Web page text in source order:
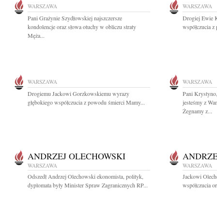
WARSZAWA
Pani Grażynie Szydłowskiej najszczersze
kondolencje oraz słowa otuchy w obliczu straty
Męża...
WARSZAWA
Drogiej Ewie
współczucia
WARSZAWA
Drogiemu Jackowi Gorzkowskiemu wyrazy
głębokiego współczucia z powodu śmierci Mamy...
WARSZAWA
Pani
jesteśmy z
Żegnamy z...
ANDRZEJ OLECHOWSKI
WARSZAWA
Odszedł Andrzej Olechowski ekonomista, polityk,
dyplomata były Minister Spraw Zagranicznych RP...
WARSZAWA
Jackowi
współczucia